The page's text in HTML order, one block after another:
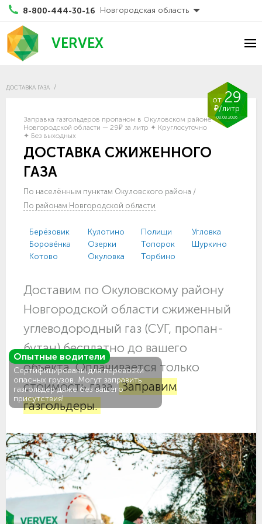
8-800-444-30-16 Новгородская область
VERVEX
ДОСТАВКА ГАЗА
от29
₽/литр
08.08.2026
ДОСТАВКА СЖИЖЕННОГО
ГАЗА
Заправка газгольдеров пропаном в Окуловском районе
Новгородской области — 29₽ за литр ✦ Круглосуточно
✦ Без выходных
По населённым пунктам Окуловского района /
По районам Новгородской области
Берёзовик
Боровёнка
Котово
Кулотино
Озерки
Окуловка
Полищи
Топорок
Торбино
Угловка
Шуркино
Доставим по Окуловскому району
Новгородской области сжиженный
углеводородный газ (СУГ, пропан-
бутан) бесплатно до вашего
объекта. Оплачивается только
стоимость газа. Заправим
газгольдеры.
Опытные водители
Сертифицированы для перевозки
опасных грузов. Могут заправить
газгольдер даже без вашего
присутствия!